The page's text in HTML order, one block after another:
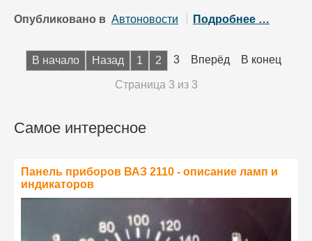
Опубликовано в Автоновости Подробнее …
В начало Назад 1 2 3 Вперёд В конец
Страница 3 из 3
Самое интересное
Панель приборов ВАЗ 2110 - описание ламп и
индикаторов